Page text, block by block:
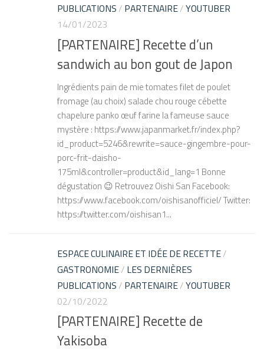
PUBLICATIONS / PARTENAIRE/YOUTUBER
14/01/2023
[PARTENAIRE] Recette d’un
sandwich au bon gout de Japon
Ingrédients pain de mie tomates filet de poulet
fromage (au choix) salade chou rouge cébette
chapelure panko œuf farine la fameuse sauce
mystère : https://www.japanmarket.fr/index.php?
id_product=5246&rewrite=sauce-gingembre-pour-
porc-frit-daisho-
175ml&controller=product&id_lang=1 Bonne
dégustation 😉 Retrouvez Oishi San Facebook:
https://www.facebook.com/oishisanofficiel/ Twitter:
https://twitter.com/oishisan1...
ESPACE CULINAIRE ET IDÉE DE RECETTE/
GASTRONOMIE/ LES DERNIÈRES
PUBLICATIONS / PARTENAIRE/YOUTUBER
02/10/2022
[PARTENAIRE] Recette de
Yakisoba